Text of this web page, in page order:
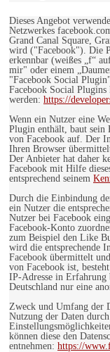
Dieses Angebot
Netzwerkes
Grand Canal Square,
wird ("Facebook"). Die
erkennbar (weißes „f“
mir" oder einem
"Facebook Social
Facebook Social Plugins
werden: https://
Wenn ein Nutzer eine
Plugin enthält, baut sein
von Facebook auf. Der
Ihren Browser
Der Anbieter hat daher
Facebook mit Hilfe
entsprechend seinem
Durch die Einbindung
ein Nutzer die
Nutzer bei Facebook
Facebook-Konto
zum Beispiel den Like
wird die entsprechende
Facebook übermittelt
von Facebook ist,
IP-Adresse in
Deutschland nur eine
Zweck und Umfang der
Nutzung der Daten
können diese den
entnehmen: https://